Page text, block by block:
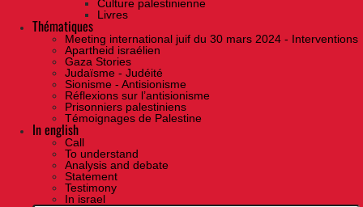
Culture palestinienne
Livres
Thématiques
Meeting international juif du 30 mars 2024 - Interventions
Apartheid israélien
Gaza Stories
Judaïsme - Judéité
Sionisme - Antisionisme
Réflexions sur l’antisionisme
Prisonniers palestiniens
Témoignages de Palestine
In english
Call
To understand
Analysis and debate
Statement
Testimony
In israel